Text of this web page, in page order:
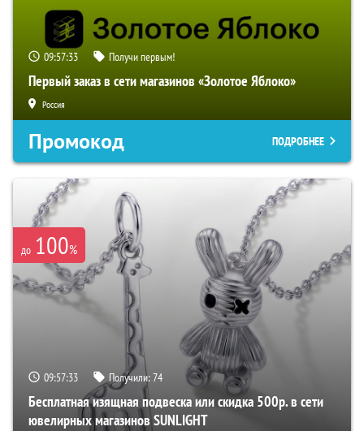
09:57:32 Получи первым!
Первый заказ в сети магазинов «Золотое Яблоко»
Россия
Промокод ПОДРОБНЕЕ
до 100%
09:57:32 Получили:74
Бесплатная изящная подвеска или скидка 500р. в сети
ювелирных магазинов SUNLIGHT